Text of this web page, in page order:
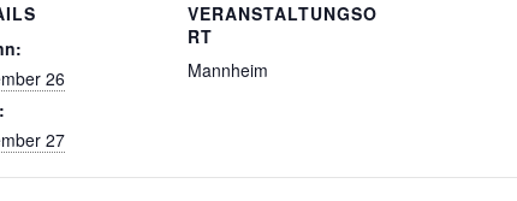
26
27
VERANSTALTUNGSO
RT
Mannheim